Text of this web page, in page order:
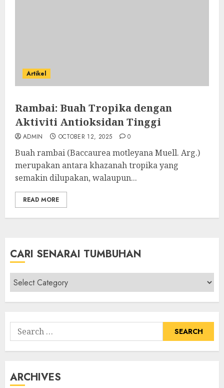
Artikel
Rambai: Buah Tropika dengan
Aktiviti Antioksidan Tinggi
ADMIN OCTOBER 12, 2025 0
Buah rambai (Baccaurea motleyana Muell. Arg.)
merupakan antara khazanah tropika yang
semakin dilupakan, walaupun...
READ MORE
CARI SENARAI TUMBUHAN
Cari
Senarai
Tumbuhan
Search
for:
ARCHIVES